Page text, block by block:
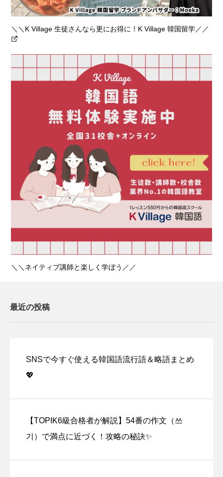
＼＼K Village 生徒さんなら更にお得に！K Village 韓国留学／／
＼＼ネイティブ講師と楽しく学ぼう／／
最近の投稿
SNSで今すぐ使える韓国語流行語＆略語まとめ
💖
【TOPIK6級合格者が解説】54番の作文（쓰
기）で満点に近づく！攻略の秘訣✨